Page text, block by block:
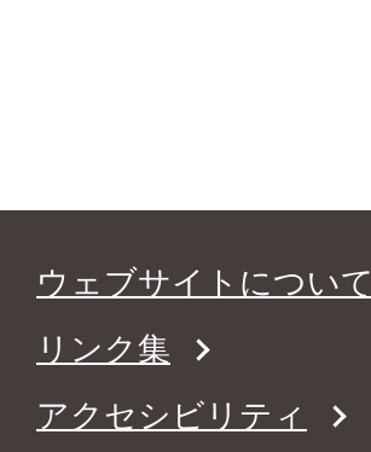
ウェブサイトについて
リンク集
アクセシビリティ